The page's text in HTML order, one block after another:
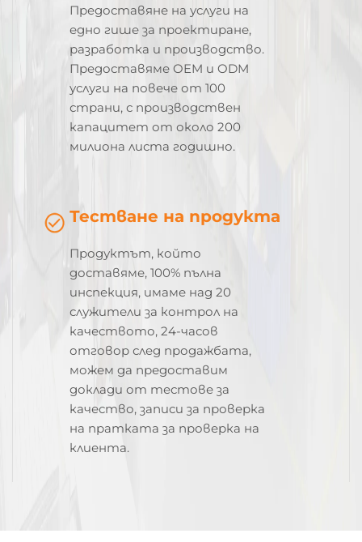
Предоставяне на услуги на
едно гише за проектиране,
разработка и производство.
Предоставяме OEM и ODM
услуги на повече от 100
страни, с производствен
капацитет от около 200
милиона листа годишно.
Тестване на продукта
Продуктът, който
доставяме, 100% пълна
инспекция, имаме над 20
служители за контрол на
качеството, 24-часов
отговор след продажбата,
можем да предоставим
доклади от тестове за
качество, записи за проверка
на пратката за проверка на
клиента.